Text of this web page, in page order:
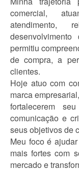
comercial,
atendimento,
permitiu
de compra, a
clientes.
Hoje atuo com
marca
fortalecerem
comunicação e
seus objetivos de
Meu foco é
mais fortes com
mercado e